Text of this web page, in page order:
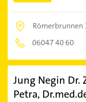
Römerbrunnen
06047 40 60
Jung Negin Dr.
Petra,